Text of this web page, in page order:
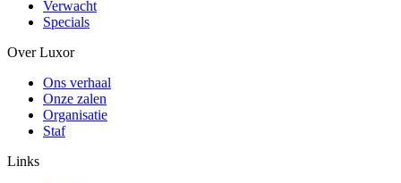
Verwacht
Specials
Over Luxor
Ons verhaal
Onze zalen
Organisatie
Staf
Links